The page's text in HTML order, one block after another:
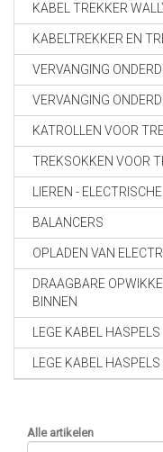
KABEL TREKKER
KABELTREKKER EN
VERVANGING
VERVANGING
KATROLLEN VOOR
TREKSOKKEN VOOR
LIEREN -
BALANCERS
OPLADEN VAN
DRAAGBARE
BINNEN
LEGE KABEL HASPELS
LEGE KABEL
Alle artikelen